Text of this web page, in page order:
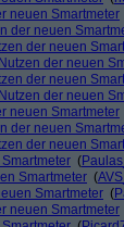
neuen Smartmeter
der neuen
der neuen
der neuen
der neuen
der neuen
neuen Smartmeter
der neuen
der neuen
(
Smartmeter (
Smartmeter (
neuen Smartmeter